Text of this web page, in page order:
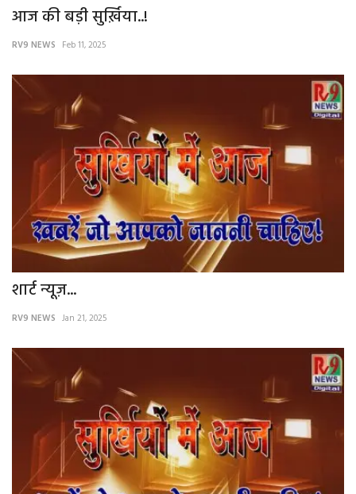
आज की बड़ी सुर्ख़िया..!
RV9 NEWS Feb 11, 2025
शार्ट न्यूज़...
RV9 NEWS Jan 21, 2025